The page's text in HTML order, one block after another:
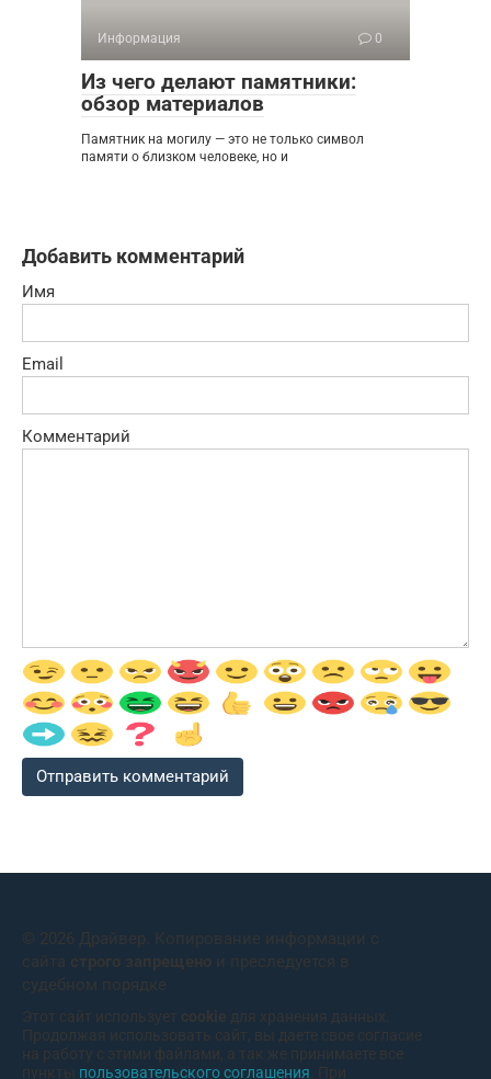
Информация 0
Из чего делают памятники:
обзор материалов
Памятник на могилу — это не только символ
памяти о близком человеке, но и
Добавить комментарий
Имя
Email
Комментарий
© 2026 Драйвер. Копирование информации с
сайта строго запрещено и преследуется в
судебном порядке
Этот сайт использует cookie для хранения данных.
Продолжая использовать сайт, вы даете свое согласие
на работу с этими файлами, а так же принимаете все
пункты пользовательского соглашения . При